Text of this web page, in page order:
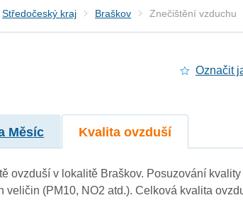
Středočeský kraj Braškov Znečištění vzduchu
Označit
Měsíc Kvalita ovzduší
ovzduší v lokalitě Braškov. Posuzování
veličin (PM10, NO2 atd.). Celková kvalita